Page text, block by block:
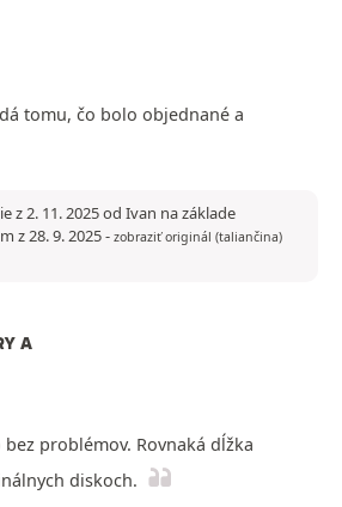
tomu, čo bolo objednané a
z 2. 11. 2025 od Ivan na základe
z 28. 9. 2025- zobraziť originál (taliančina)
A
problémov. Rovnaká dĺžka
diskoch.